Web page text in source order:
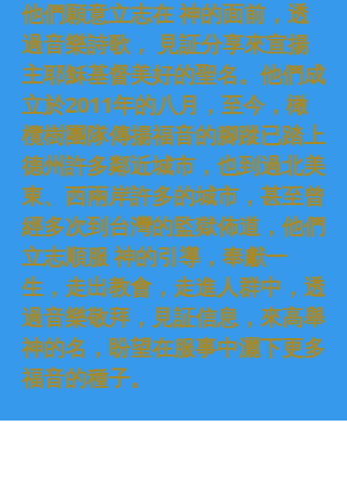
他們願意立志在 神的面前，透
過音樂詩歌， 見証分享來宣揚
主耶穌基督美好的聖名。他們成
立於2011年的八月，至今，橄
欖樹團隊傳揚福音的腳蹤已踏上
德州許多鄰近城市，也到過北美
東、西兩岸許多的城市，甚至曾
經多次到台灣的監獄佈道，他們
立志順服 神的引導，奉獻一
生，走出教會，走進人群中，透
過音樂敬拜，見証信息，來高舉
神的名，盼望在服事中灑下更多
福音的種子。